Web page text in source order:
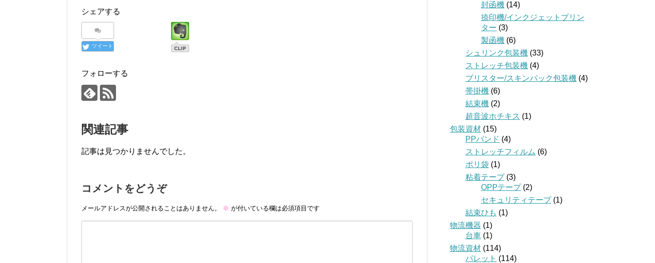
シェアする
ツイート
フォローする
関連記事
記事は見つかりませんでした。
コメントをどうぞ
メールアドレスが公開されることはありません。 ※ が付いている欄は必須項目です
封函機 (14)
捺印機/インクジェットプリン
ター (3)
製函機 (6)
シュリンク包装機 (33)
ストレッチ包装機 (4)
ブリスター/スキンパック包装機 (4)
帯掛機 (6)
結束機 (2)
超音波ホチキス (1)
包装資材 (15)
PPバンド (4)
ストレッチフィルム (6)
ポリ袋 (1)
粘着テープ(3)
OPPテープ(2)
セキュリティテープ(1)
結束ひも (1)
物流機器 (1)
台車 (1)
物流資材 (114)
パレット (114)